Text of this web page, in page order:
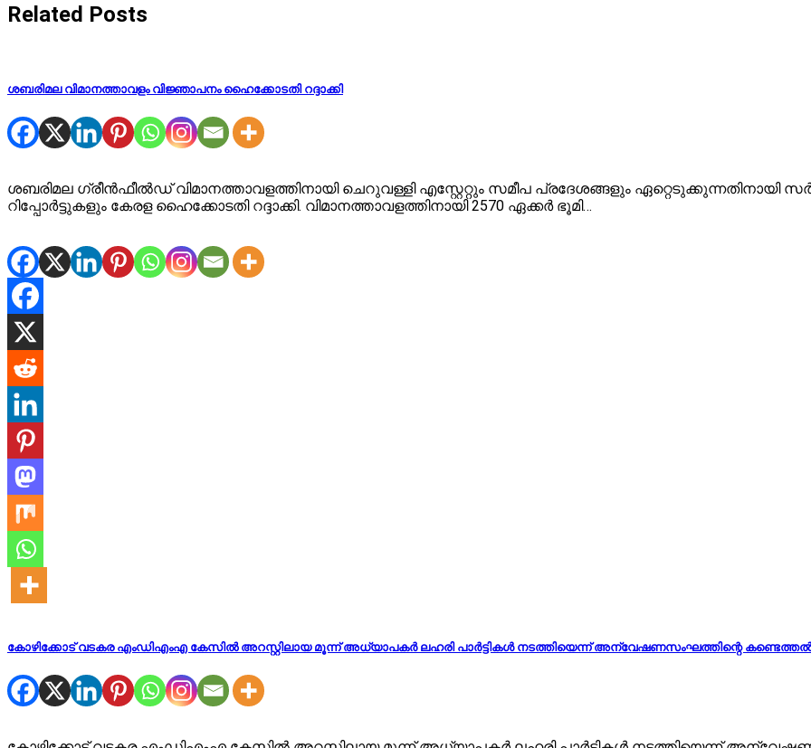
Related Posts
ശബരിമല വിമാനത്താവളം വിജ്ഞാപനം ഹൈക്കോടതി റദ്ദാക്കി
ശബരിമല ഗ്രീൻഫീൽഡ് വിമാനത്താവളത്തിനായി ചെറുവള്ളി എസ്റ്റേറ്റും സമീപ പ്രദേശങ്ങളും
റിപ്പോർട്ടുകളും കേരള ഹൈക്കോടതി റദ്ദാക്കി. വിമാനത്താവളത്തിനായി 2570 ഏക്കർ ഭൂമി…
കോഴിക്കോട് വടകര എംഡിഎംഎ കേസില്‍ അറസ്റ്റിലായ മൂന്ന് അധ്യാപകര്‍ ലഹരി പാര്‍ട്ടികള്‍ നടത്തിയെന്ന് അന്വേഷണസംഘത്തിന്റെ കണ്ടെത്തല്‍